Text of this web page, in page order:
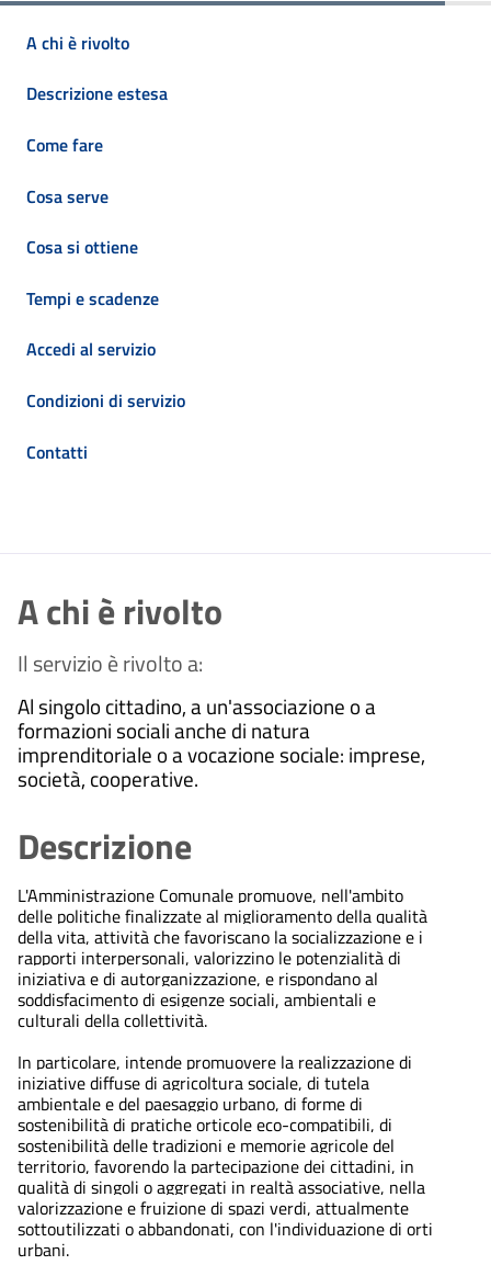
A chi è rivolto
Descrizione estesa
Come fare
Cosa serve
Cosa si ottiene
Tempi e scadenze
Accedi al servizio
Condizioni di servizio
Contatti
A chi è rivolto
Il servizio è rivolto a:
Al singolo cittadino, a un'associazione o a
formazioni sociali anche di natura
imprenditoriale o a vocazione sociale: imprese,
società, cooperative.
Descrizione
L'Amministrazione Comunale promuove, nell'ambito
delle politiche finalizzate al miglioramento della qualità
della vita, attività che favoriscano la socializzazione e i
rapporti interpersonali, valorizzino le potenzialità di
iniziativa e di autorganizzazione, e rispondano al
soddisfacimento di esigenze sociali, ambientali e
culturali della collettività.
In particolare, intende promuovere la realizzazione di
iniziative diffuse di agricoltura sociale, di tutela
ambientale e del paesaggio urbano, di forme di
sostenibilità di pratiche orticole eco-compatibili, di
sostenibilità delle tradizioni e memorie agricole del
territorio, favorendo la partecipazione dei cittadini, in
qualità di singoli o aggregati in realtà associative, nella
valorizzazione e fruizione di spazi verdi, attualmente
sottoutilizzati o abbandonati, con l'individuazione di orti
urbani.